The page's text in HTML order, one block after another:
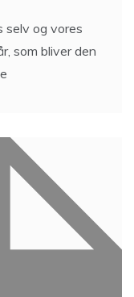
selv og vores
som bliver den